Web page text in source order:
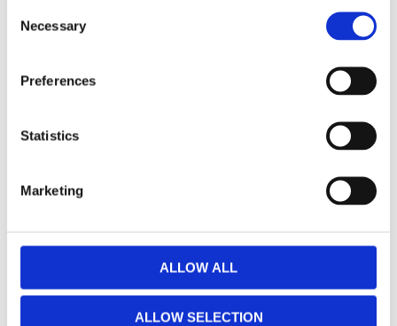
Selection
Necessary
Preferences
Statistics
Marketing
ALLOW ALL
ALLOW SELECTION
Multilängder Vit
120x250cm - 2-pack
Lägg